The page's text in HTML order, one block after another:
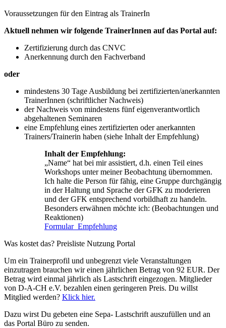
Voraussetzungen für den Eintrag als TrainerIn
Aktuell nehmen wir folgende TrainerInnen auf das Portal auf:
Zertifizierung durch das CNVC
Anerkennung durch den Fachverband
oder
mindestens 30 Tage Ausbildung bei zertifizierten/anerkannten
TrainerInnen (schriftlicher Nachweis)
der Nachweis von mindestens fünf eigenverantwortlich
abgehaltenen Seminaren
eine Empfehlung eines zertifizierten oder anerkannten
Trainers/Trainerin haben (siehe Inhalt der Empfehlung)
Inhalt der Empfehlung:
„Name“ hat bei mir assistiert, d.h. einen Teil eines
Workshops unter meiner Beobachtung übernommen.
Ich halte die Person für fähig, eine Gruppe durchgängig
in der Haltung und Sprache der GFK zu moderieren
und der GFK entsprechend vorbildhaft zu handeln.
Besonders erwähnen möchte ich: (Beobachtungen und
Reaktionen)
Formular_Empfehlung
Was kostet das? Preisliste Nutzung Portal
Um ein Trainerprofil und unbegrenzt viele Veranstaltungen
einzutragen brauchen wir einen jährlichen Betrag von 92 EUR. Der
Betrag wird einmal jährlich als Lastschrift eingezogen. Mitglieder
von D-A-CH e.V. bezahlen einen geringeren Preis. Du willst
Mitglied werden? Klick hier.
Dazu wirst Du gebeten eine Sepa- Lastschrift auszufüllen und an
das Portal Büro zu senden.